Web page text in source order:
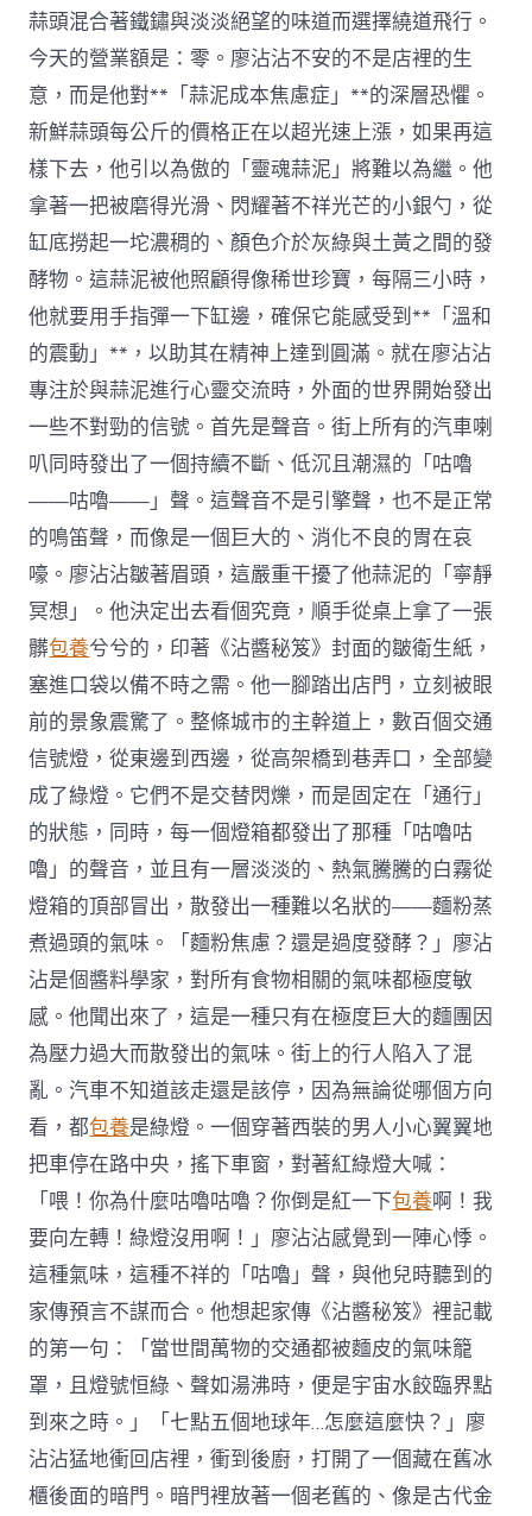
蒜頭混合著鐵鏽與淡淡絕望的味道而選擇繞道飛行。
今天的營業額是：零。廖沾沾不安的不是店裡的生
意，而是他對**「蒜泥成本焦慮症」**的深層恐懼。
新鮮蒜頭每公斤的價格正在以超光速上漲，如果再這
樣下去，他引以為傲的「靈魂蒜泥」將難以為繼。他
拿著一把被磨得光滑、閃耀著不祥光芒的小銀勺，從
缸底撈起一坨濃稠的、顏色介於灰綠與土黃之間的發
酵物。這蒜泥被他照顧得像稀世珍寶，每隔三小時，
他就要用手指彈一下缸邊，確保它能感受到**「溫和
的震動」**，以助其在精神上達到圓滿。就在廖沾沾
專注於與蒜泥進行心靈交流時，外面的世界開始發出
一些不對勁的信號。首先是聲音。街上所有的汽車喇
叭同時發出了一個持續不斷、低沉且潮濕的「咕嚕
——咕嚕——」聲。這聲音不是引擎聲，也不是正常
的鳴笛聲，而像是一個巨大的、消化不良的胃在哀
嚎。廖沾沾皺著眉頭，這嚴重干擾了他蒜泥的「寧靜
冥想」。他決定出去看個究竟，順手從桌上拿了一張
髒包養兮兮的，印著《沾醬秘笈》封面的皺衛生紙，
塞進口袋以備不時之需。他一腳踏出店門，立刻被眼
前的景象震驚了。整條城市的主幹道上，數百個交通
信號燈，從東邊到西邊，從高架橋到巷弄口，全部變
成了綠燈。它們不是交替閃爍，而是固定在「通行」
的狀態，同時，每一個燈箱都發出了那種「咕嚕咕
嚕」的聲音，並且有一層淡淡的、熱氣騰騰的白霧從
燈箱的頂部冒出，散發出一種難以名狀的——麵粉蒸
煮過頭的氣味。「麵粉焦慮？還是過度發酵？」廖沾
沾是個醬料學家，對所有食物相關的氣味都極度敏
感。他聞出來了，這是一種只有在極度巨大的麵團因
為壓力過大而散發出的氣味。街上的行人陷入了混
亂。汽車不知道該走還是該停，因為無論從哪個方向
看，都包養是綠燈。一個穿著西裝的男人小心翼翼地
把車停在路中央，搖下車窗，對著紅綠燈大喊：
「喂！你為什麼咕嚕咕嚕？你倒是紅一下包養啊！我
要向左轉！綠燈沒用啊！」廖沾沾感覺到一陣心悸。
這種氣味，這種不祥的「咕嚕」聲，與他兒時聽到的
家傳預言不謀而合。他想起家傳《沾醬秘笈》裡記載
的第一句：「當世間萬物的交通都被麵皮的氣味籠
罩，且燈號恒綠、聲如湯沸時，便是宇宙水餃臨界點
到來之時。」「七點五個地球年…怎麼這麼快？」廖
沾沾猛地衝回店裡，衝到後廚，打開了一個藏在舊冰
櫃後面的暗門。暗門裡放著一個老舊的、像是古代金